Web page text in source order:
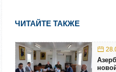
ЧИТАЙТЕ ТАКЖЕ